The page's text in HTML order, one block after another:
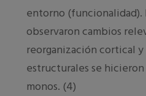
entorno (funcionalidad).
observaron cambios
reorganización cortical y
estructurales se
monos. (4)